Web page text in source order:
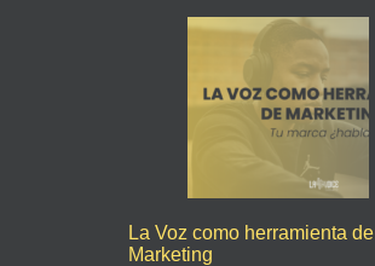
La Voz como herramienta de
Marketing